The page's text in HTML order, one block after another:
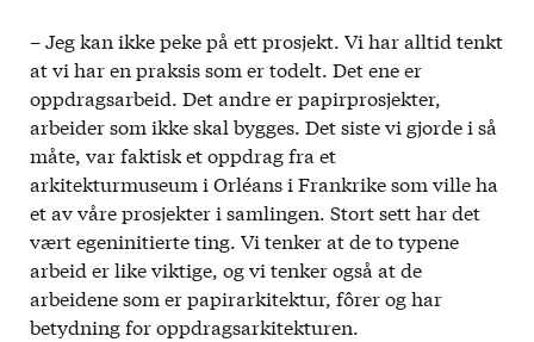
– Jeg kan ikke peke på ett prosjekt. Vi har alltid tenkt
at vi har en praksis som er todelt. Det ene er
oppdragsarbeid. Det andre er papirprosjekter,
arbeider som ikke skal bygges. Det siste vi gjorde i så
måte, var faktisk et oppdrag fra et
arkitekturmuseum i Orléans i Frankrike som ville ha
et av våre prosjekter i samlingen. Stort sett har det
vært egeninitierte ting. Vi tenker at de to typene
arbeid er like viktige, og vi tenker også at de
arbeidene som er papirarkitektur, fôrer og har
betydning for oppdragsarkitekturen.